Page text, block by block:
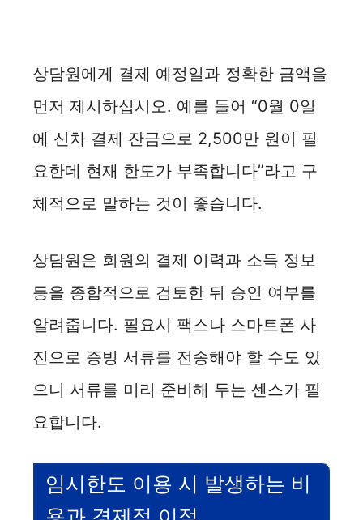
상담원에게 결제 예정일과 정확한 금액을
먼저 제시하십시오. 예를 들어 “0월 0일
에 신차 결제 잔금으로 2,500만 원이 필
요한데 현재 한도가 부족합니다”라고 구
체적으로 말하는 것이 좋습니다.
상담원은 회원의 결제 이력과 소득 정보
등을 종합적으로 검토한 뒤 승인 여부를
알려줍니다. 필요시 팩스나 스마트폰 사
진으로 증빙 서류를 전송해야 할 수도 있
으니 서류를 미리 준비해 두는 센스가 필
요합니다.
임시한도 이용 시 발생하는 비